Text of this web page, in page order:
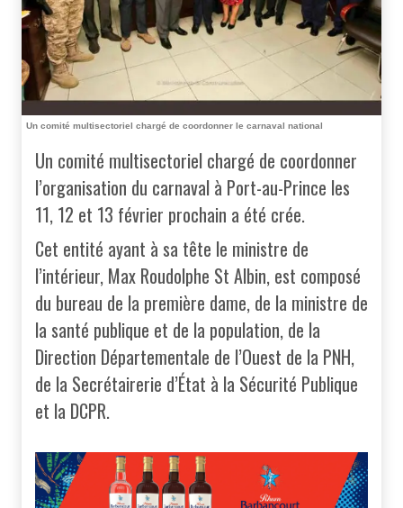
Un comité multisectoriel chargé de coordonner le carnaval national
Un comité multisectoriel chargé de coordonner
l’organisation du carnaval à Port-au-Prince les
11, 12 et 13 février prochain a été crée.
Cet entité ayant à sa tête le ministre de
l’intérieur, Max Roudolphe St Albin, est composé
du bureau de la première dame, de la ministre de
la santé publique et de la population, de la
Direction Départementale de l’Ouest de la PNH,
de la Secrétairerie d’État à la Sécurité Publique
et la DCPR.